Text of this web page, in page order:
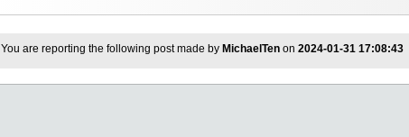
You are reporting the following post made by MichaelTen on 2024-01-31 17:08:43